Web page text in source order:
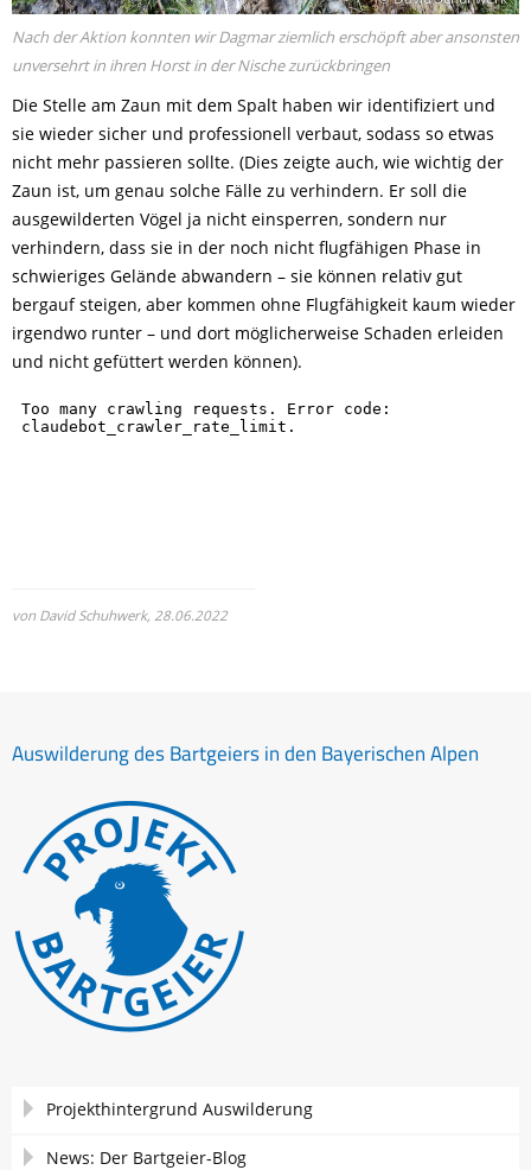
Nach der Aktion konnten wir Dagmar ziemlich erschöpft aber ansonsten
unversehrt in ihren Horst in der Nische zurückbringen
Die Stelle am Zaun mit dem Spalt haben wir identifiziert und
sie wieder sicher und professionell verbaut, sodass so etwas
nicht mehr passieren sollte. (Dies zeigte auch, wie wichtig der
Zaun ist, um genau solche Fälle zu verhindern. Er soll die
ausgewilderten Vögel ja nicht einsperren, sondern nur
verhindern, dass sie in der noch nicht flugfähigen Phase in
schwieriges Gelände abwandern – sie können relativ gut
bergauf steigen, aber kommen ohne Flugfähigkeit kaum wieder
irgendwo runter – und dort möglicherweise Schaden erleiden
und nicht gefüttert werden können).
von David Schuhwerk, 28.06.2022
Auswilderung des Bartgeiers in den Bayerischen Alpen
Navigation
Projekthintergrund Auswilderung
News: Der Bartgeier-Blog